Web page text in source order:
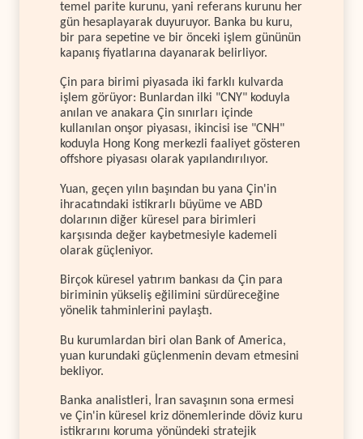
temel parite kurunu, yani referans kurunu her
gün hesaplayarak duyuruyor. Banka bu kuru,
bir para sepetine ve bir önceki işlem gününün
kapanış fiyatlarına dayanarak belirliyor.
Çin para birimi piyasada iki farklı kulvarda
işlem görüyor: Bunlardan ilki "CNY" koduyla
anılan ve anakara Çin sınırları içinde
kullanılan onşor piyasası, ikincisi ise "CNH"
koduyla Hong Kong merkezli faaliyet gösteren
offshore piyasası olarak yapılandırılıyor.
Yuan, geçen yılın başından bu yana Çin'in
ihracatındaki istikrarlı büyüme ve ABD
dolarının diğer küresel para birimleri
karşısında değer kaybetmesiyle kademeli
olarak güçleniyor.
Birçok küresel yatırım bankası da Çin para
biriminin yükseliş eğilimini sürdüreceğine
yönelik tahminlerini paylaştı.
Bu kurumlardan biri olan Bank of America,
yuan kurundaki güçlenmenin devam etmesini
bekliyor.
Banka analistleri, İran savaşının sona ermesi
ve Çin'in küresel kriz dönemlerinde döviz kuru
istikrarını koruma yönündeki stratejik